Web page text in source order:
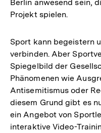
Berlin anwesend sein,
Projekt spielen.
Sport kann begeistern
verbinden. Aber
Spiegelbild der
Phänomenen wie
Antisemitismus oder
diesem Grund gibt es
ein Angebot von
interaktive Video-